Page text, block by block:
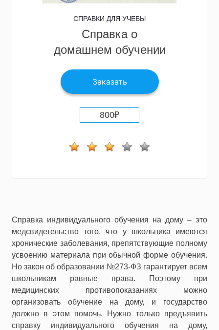
СПРАВКИ ДЛЯ УЧЕБЫ
Справка о
домашнем обучении
Заказать
800₽
Справка индивидуального обучения на дому – это
медсвидетельство того, что у школьника имеются
хронические заболевания, препятствующие полному
усвоению материала при обычной форме обучения.
Но закон об образовании №273-ФЗ гарантирует всем
школьникам равные права. Поэтому при
медицинских противопоказаниях можно
организовать обучение на дому, и государство
должно в этом помочь. Нужно только предъявить
справку индивидуального обучения на дому,